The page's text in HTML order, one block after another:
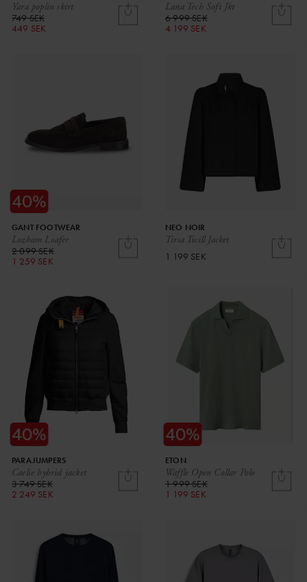
Yara poplin skirt
749 SEK
449 SEK
Lana Tech Soft Jkt
6 999 SEK
4 199 SEK
Lozham Loafer
GANT FOOTWEAR
2 099 SEK
1 259 SEK
Tirsa Twill Jacket
NEO NOIR
1 199 SEK
Caelie hybrid jacket
PARAJUMPERS
3 749 SEK
2 249 SEK
Waffle Open Collar Polo
ETON
1 999 SEK
1 199 SEK